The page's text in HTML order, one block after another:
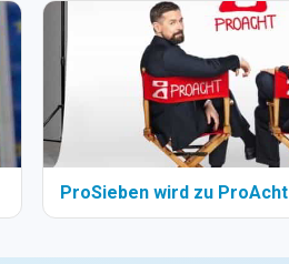
ProSieben wird zu ProAcht